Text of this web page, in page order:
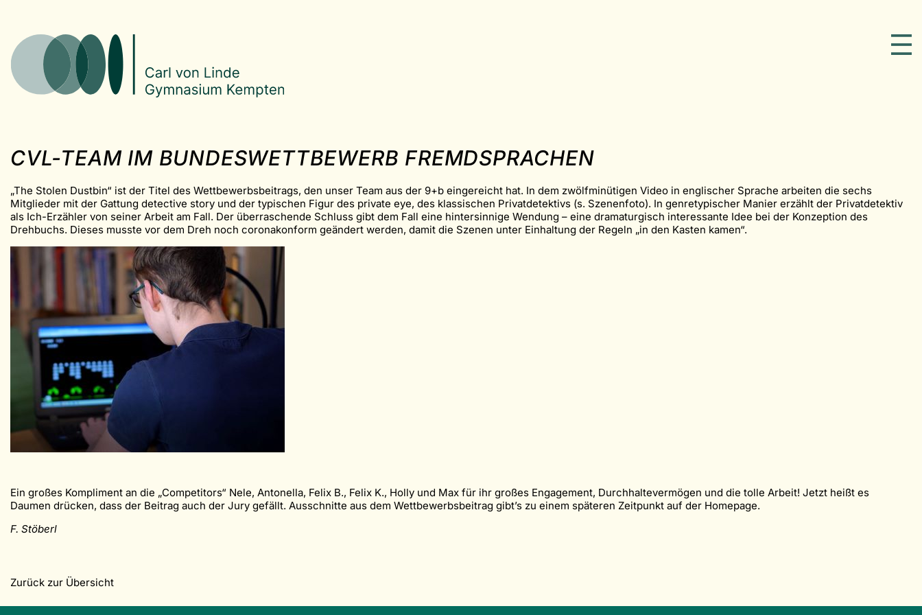
CVL-TEAM IM BUNDESWETTBEWERB FREMDSPRACHEN
„The Stolen Dustbin“ ist der Titel des Wettbewerbsbeitrags, den unser Team aus der 9+b eingereicht hat. In dem zwölfminütigen Video in englischer Sprache arbeiten die sechs
Mitglieder mit der Gattung detective story und der typischen Figur des private eye, des klassischen Privatdetektivs (s. Szenenfoto). In genretypischer Manier erzählt der Privatdetektiv
als Ich-Erzähler von seiner Arbeit am Fall. Der überraschende Schluss gibt dem Fall eine hintersinnige Wendung – eine dramaturgisch interessante Idee bei der Konzeption des
Drehbuchs. Dieses musste vor dem Dreh noch coronakonform geändert werden, damit die Szenen unter Einhaltung der Regeln „in den Kasten kamen“.
Ein großes Kompliment an die „Competitors“ Nele, Antonella, Felix B., Felix K., Holly und Max für ihr großes Engagement, Durchhaltevermögen und die tolle Arbeit! Jetzt heißt es
Daumen drücken, dass der Beitrag auch der Jury gefällt. Ausschnitte aus dem Wettbewerbsbeitrag gibt’s zu einem späteren Zeitpunkt auf der Homepage.
F. Stöberl
Zurück zur Übersicht